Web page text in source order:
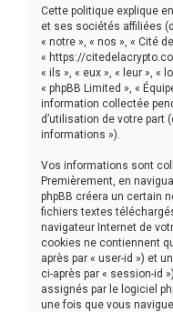
Cette politique explique
et ses sociétés affiliées
« notre », « nos », « Cité
« https://
« ils », « eux », « leur », «
« phpBB Limited », «
information collectée
d’utilisation de votre part
informations »).
Vos informations sont
Premièrement, en
phpBB créera un certain
fichiers textes
navigateur Internet de
cookies ne contiennent
après par « user-id ») et
ci-après par « session-id
assignés par le logiciel
une fois que vous